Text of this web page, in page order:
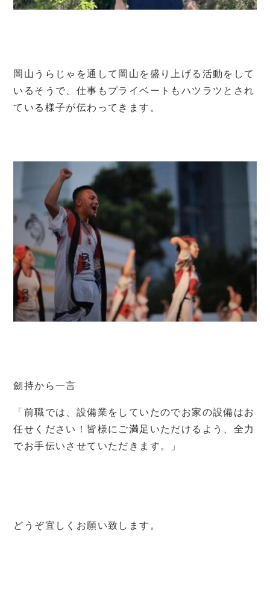
岡山うらじゃを通して岡山を盛り上げる活動をして
いるそうで、仕事もプライベートもハツラツとされ
ている様子が伝わってきます。
劒持から一言
「前職では、設備業をしていたのでお家の設備はお
任せください！皆様にご満足いただけるよう、全力
でお手伝いさせていただきます。」
どうぞ宜しくお願い致します。